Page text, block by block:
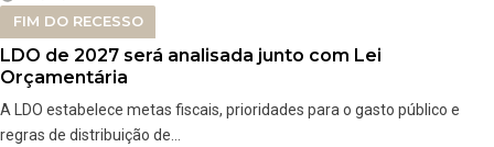
FIM DO RECESSO
LDO de 2027 será analisada junto com Lei
Orçamentária
A LDO estabelece metas fiscais, prioridades para o gasto público e
regras de distribuição de…